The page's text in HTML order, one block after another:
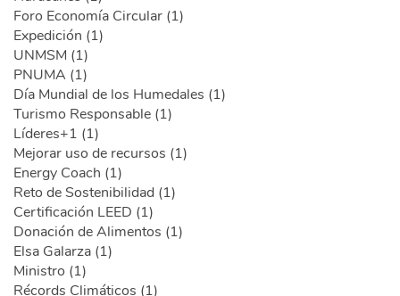
Foro Economía Circular (1)
Expedición (1)
UNMSM (1)
PNUMA (1)
Día Mundial de los Humedales (1)
Turismo Responsable (1)
Líderes+1 (1)
Mejorar uso de recursos (1)
Energy Coach (1)
Reto de Sostenibilidad (1)
Certificación LEED (1)
Donación de Alimentos (1)
Elsa Galarza (1)
Ministro (1)
Récords Climáticos (1)